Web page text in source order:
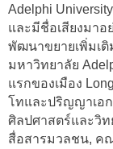
Adelphi
และมีชื่อเสียงมาอ
พัฒนาขยายเพิ่มเ
มหาวิทยาลัย
แรกของเมือง
โทและปริญญาเอ
ศิลปศาสตร์และวิ
สื่อสารมวลชน, ค